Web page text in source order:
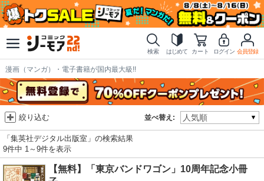
検索 はじめて カート ログイン 会員登録
漫画（マンガ）・電子書籍が国内最大級!!
並べ替え:
絞り込む
「集英社デジタル出版室」の検索結果
9件中 1～9件を表示
【無料】「東京バンドワゴン」10周年記念小冊